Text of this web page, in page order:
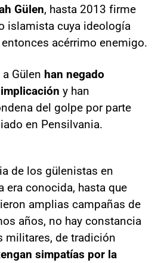
Gülen, hasta 2013 firme
islamista cuya ideología
acérrimo enemigo.
Gülen han negado
y han
del golpe por parte
en Pensilvania.
de los gülenistas en
era conocida, hasta que
amplias campañas de
años, no hay constancia
militares, de tradición
engan simpatías por la